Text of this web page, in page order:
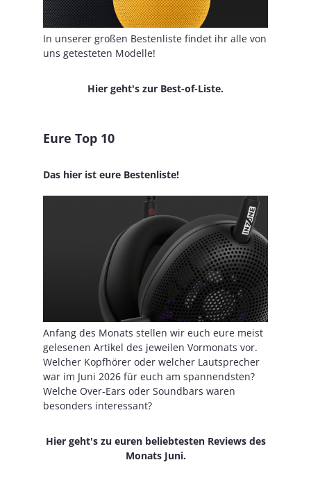
In unserer großen Bestenliste findet ihr alle von
uns getesteten Modelle!
Hier geht's zur Best-of-Liste.
Eure Top 10
Das hier ist eure Bestenliste!
Anfang des Monats stellen wir euch eure meist
gelesenen Artikel des jeweilen Vormonats vor.
Welcher Kopfhörer oder welcher Lautsprecher
war im Juni 2026 für euch am spannendsten?
Welche Over-Ears oder Soundbars waren
besonders interessant?
Hier geht's zu euren beliebtesten Reviews des
Monats Juni.